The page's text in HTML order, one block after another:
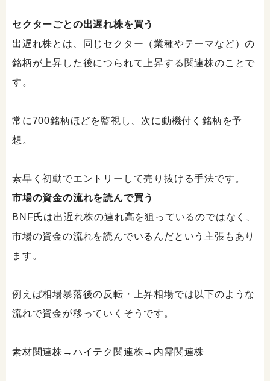
セクターごとの出遅れ株を買う
出遅れ株とは、同じセクター（業種やテーマなど）の
銘柄が上昇した後につられて上昇する関連株のことで
す。
常に700銘柄ほどを監視し、次に動機付く銘柄を予
想。
素早く初動でエントリーして売り抜ける手法です。
市場の資金の流れを読んで買う
BNF氏は出遅れ株の連れ高を狙っているのではなく、
市場の資金の流れを読んでいるんだという主張もあり
ます。
例えば相場暴落後の反転・上昇相場では以下のような
流れで資金が移っていくそうです。
素材関連株→ハイテク関連株→内需関連株